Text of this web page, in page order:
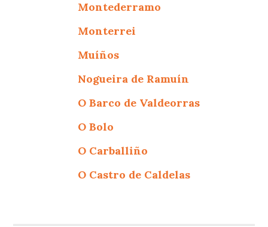
Montederramo
Monterrei
Muíños
Nogueira de Ramuín
O Barco de Valdeorras
O Bolo
O Carballiño
O Castro de Caldelas